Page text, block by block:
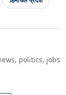
politics, jobs